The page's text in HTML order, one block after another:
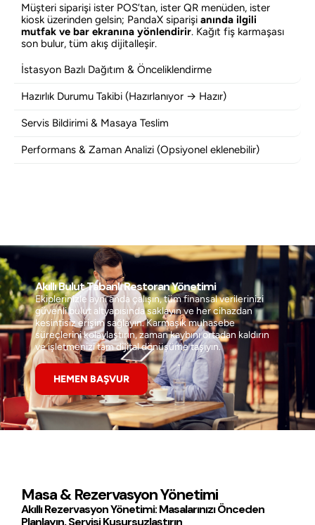
Müşteri siparişi ister POS’tan, ister QR menüden, ister
kiosk üzerinden gelsin; PandaX siparişi anında ilgili
mutfak ve bar ekranına yönlendirir. Kağıt fiş karmaşası
son bulur, tüm akış dijitalleşir.
İstasyon Bazlı Dağıtım & Önceliklendirme
Hazırlık Durumu Takibi (Hazırlanıyor → Hazır)
Servis Bildirimi & Masaya Teslim
Performans & Zaman Analizi (Opsiyonel eklenebilir)
Akıllı Bulut Tabanlı Restoran Yönetimi
Ekiplerinizle aynı anda çalışın, tüm finansal verilerinizi
güvenli bulut altyapısında saklayın ve her cihazdan
kesintisiz erişim sağlayın. Karmaşık muhasebe
süreçlerini kolaylaştırın, zaman kaybını ortadan kaldırın
ve işletmenizi tam dijital dönüşüme taşıyın.
HEMEN BAŞVUR
Masa & Rezervasyon Yönetimi
Akıllı Rezervasyon Yönetimi: Masalarınızı Önceden
Planlayın, Servisi Kusursuzlaştırın